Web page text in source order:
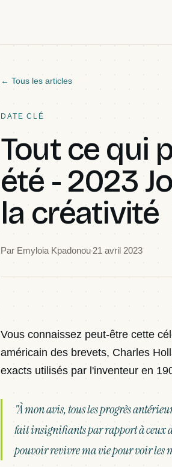
← Tous les articles
DATE CLÉ
Tout ce qui
été - 2023
la créativité
Par Emyloia Kpadonou 21 avril 2023
Vous connaissez peut-être cette
américain des brevets, Charles
exacts utilisés par l'inventeur en
"À mon avis, tous les progrès
fait insignifiants par rapport à ceux
pouvoir revivre ma vie pour voir les